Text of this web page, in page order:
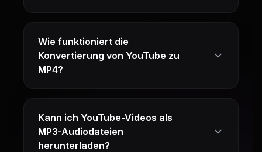
Wie funktioniert die
Konvertierung von YouTube zu
MP4?
Kann ich YouTube-Videos als
MP3-Audiodateien
herunterladen?